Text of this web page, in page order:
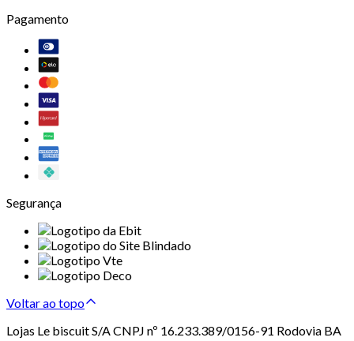
Pagamento
Segurança
Voltar ao topo
Lojas Le biscuit S/A CNPJ nº 16.233.389/0156-91 Rodovia BA